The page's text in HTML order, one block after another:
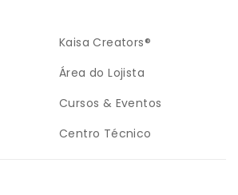
Kaisa Creators®
Área do Lojista
Cursos & Eventos
Centro Técnico